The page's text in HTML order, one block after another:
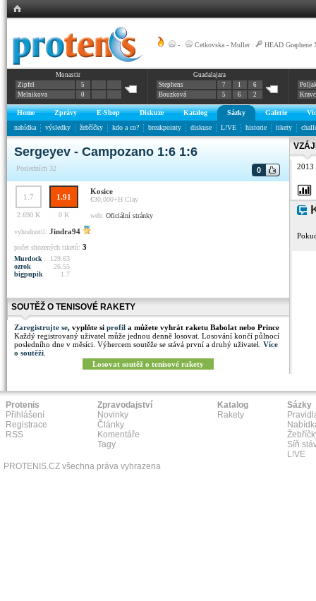
- Cetkovska - Muller| HEAD Graphene
Monastir
Zipfel
5
Melnikova
0
Guadalajara
Stephens
7 1
6
Bouzková
5 6 2
Home Zprávy E-Shop Diskuze Katalog Sázky Galerie
nabídka
výsledky žebříčky kdo a co? breakpointy diskuse L!VE historie tikety
Sergeyev - Campozano 1:6 1:6
Posledních 32 0
1.7 1.91
Kosice
€30,000+H Clay
2.690 K
0 K web: Oficiální stránky
vyhodnotil: Jindra94
počet shozených tiketů: 3
Murdock
129.63
ozrok
26.55
bigpupik
1.7
SOUTĚŽ O TENISOVÉ RAKETY
Zaregistrujte se, vyplňte si profil a můžete vyhrát raketu Babolat nebo Prince
Každý registrovaný uživatel může jednou denně losovat. Losování končí půlnocí
posledního dne v měsíci. Výhercem soutěže se stává první a druhý uživatel. Více
o soutěži
Losovat soutěž o tenisové rakety
2013
Protenis
Přihlášení
Registrace
RSS
Zpravodajství
Novinky
Články
Komentáře
Tagy
Katalog
Rakety
Sázky
Síň
L!VE
PROTENIS.CZ všechna práva vyhrazena